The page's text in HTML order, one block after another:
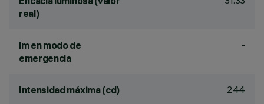
real)
lm en modo de
emergencia
-
Intensidad máxima (cd) 244